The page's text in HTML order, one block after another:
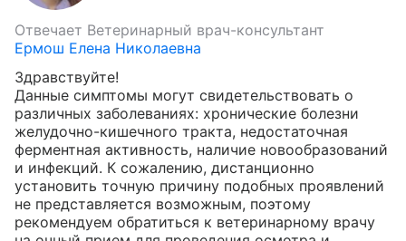
Отвечает Ветеринарный врач-консультант
Ермош Елена Николаевна
Здравствуйте!
Данные симптомы могут свидетельствовать о
различных заболеваниях: хронические болезни
желудочно-кишечного тракта, недостаточная
ферментная активность, наличие новообразований
и инфекций. К сожалению, дистанционно
установить точную причину подобных проявлений
не представляется возможным, поэтому
рекомендуем обратиться к ветеринарному врачу